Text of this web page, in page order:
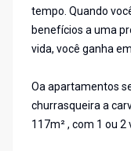
tempo. Quando
benefícios a uma
vida, você ganha
Oa apartamentos
churrasqueira a
117m² , com 1 ou